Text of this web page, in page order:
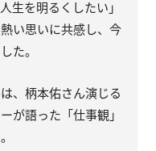
生を明るくしたい」
い思いに共感し、今
た。
、柄本佑さん演じる
が語った「仕事観」